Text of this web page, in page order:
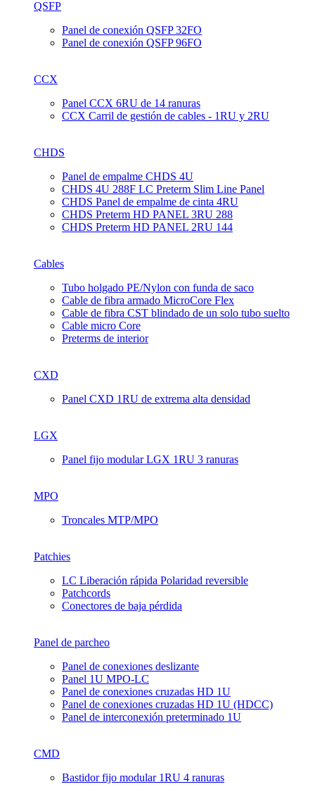
QSFP
Panel de conexión QSFP 32FO
Panel de conexión QSFP 96FO
CCX
Panel CCX 6RU de 14 ranuras
CCX Carril de gestión de cables - 1RU y 2RU
CHDS
Panel de empalme CHDS 4U
CHDS 4U 288F LC Preterm Slim Line Panel
CHDS Panel de empalme de cinta 4RU
CHDS Preterm HD PANEL 3RU 288
CHDS Preterm HD PANEL 2RU 144
Cables
Tubo holgado PE/Nylon con funda de saco
Cable de fibra armado MicroCore Flex
Cable de fibra CST blindado de un solo tubo suelto
Cable micro Core
Preterms de interior
CXD
Panel CXD 1RU de extrema alta densidad
LGX
Panel fijo modular LGX 1RU 3 ranuras
MPO
Troncales MTP/MPO
Patchies
LC Liberación rápida Polaridad reversible
Patchcords
Conectores de baja pérdida
Panel de parcheo
Panel de conexiones deslizante
Panel 1U MPO-LC
Panel de conexiones cruzadas HD 1U
Panel de conexiones cruzadas HD 1U (HDCC)
Panel de interconexión preterminado 1U
CMD
Bastidor fijo modular 1RU 4 ranuras